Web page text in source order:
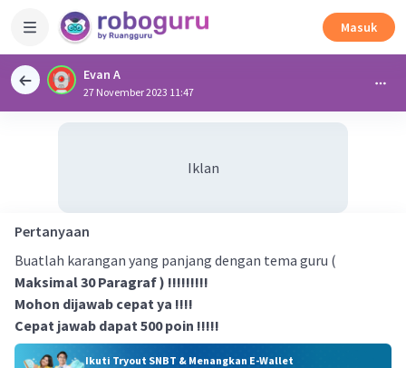
Masuk
Evan A
27 November 2023 11:47
Iklan
Pertanyaan
Buatlah karangan yang panjang dengan tema guru (
Maksimal 30 Paragraf ) !!!!!!!!!
Mohon dijawab cepat ya !!!!
Cepat jawab dapat 500 poin !!!!!
Ikuti Tryout SNBT & Menangkan E-Wallet